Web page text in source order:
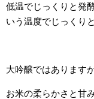
低温でじっくりと発
いう温度でじっくり
大吟醸ではあります
お米の柔らかさと甘